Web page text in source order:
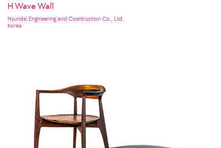
H Wave Wall
Hyundai Engineering and Cosntruction Co., Ltd.
Korea